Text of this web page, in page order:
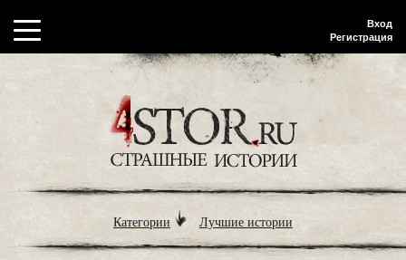
Вход
Регистрация
Категории Лучшие истории